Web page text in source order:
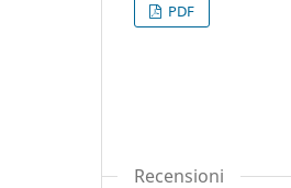
PDF
Recensioni